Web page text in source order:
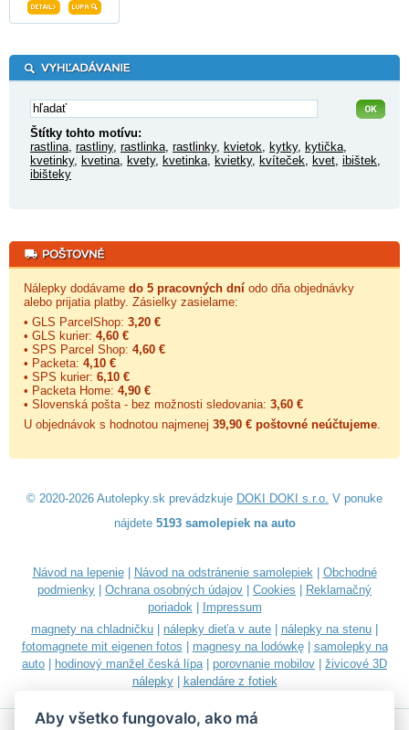
Štítky tohto motívu:
rastlina, rastliny, rastlinka, rastlinky, kvietok, kytky, kytička,
kvetinky, kvetina, kvety, kvetinka, kvietky, kvíteček, kvet, ibištek,
ibišteky
Nálepky dodávame do 5 pracovných dní odo dňa objednávky
alebo prijatia platby. Zásielky zasielame:
• GLS ParcelShop: 3,20 €
• GLS kurier: 4,60 €
• SPS Parcel Shop: 4,60 €
• Packeta: 4,10 €
• SPS kurier: 6,10 €
• Packeta Home: 4,90 €
• Slovenská pošta - bez možnosti sledovania: 3,60 €
U objednávok s hodnotou najmenej 39,90 € poštovné neúčtujeme.
© 2020-2026 Autolepky.sk prevádzkuje DOKI DOKI s.r.o. V ponuke
nájdete 5193 samolepiek na auto
Návod na lepenie| Návod na odstránenie samolepiek| Obchodné
podmienky
Ochrana osobných údajov Cookies
Reklamačný
poriadok|
Impressum
magnety na chladničku
nálepky dieťa v aute nálepky na stenu
fotomagnete mit eigenen fotos
magnesy na lodówkę| samolepky na
auto
hodinový manžel česká lípa| porovnanie mobilov
živicové 3D
nálepky| kalendáre z fotiek
Aby všetko fungovalo, ako má